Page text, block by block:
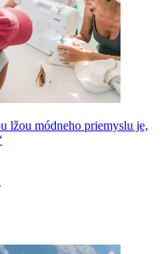
lžou módneho priemyslu je,